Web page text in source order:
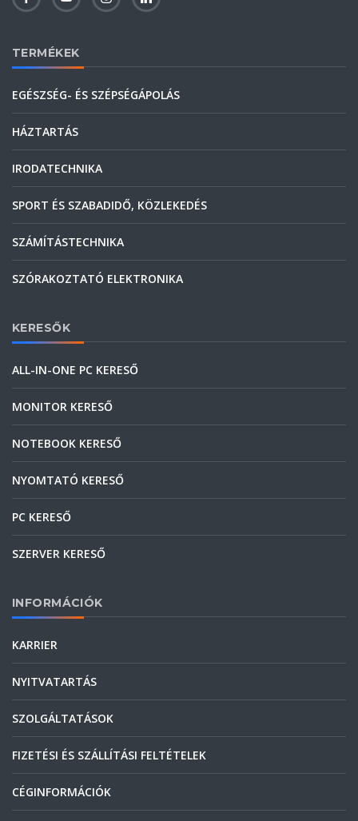
TERMÉKEK
EGÉSZSÉG- ÉS SZÉPSÉGÁPOLÁS
HÁZTARTÁS
IRODATECHNIKA
SPORT ÉS SZABADIDŐ, KÖZLEKEDÉS
SZÁMÍTÁSTECHNIKA
SZÓRAKOZTATÓ ELEKTRONIKA
KERESŐK
ALL-IN-ONE PC KERESŐ
MONITOR KERESŐ
NOTEBOOK KERESŐ
NYOMTATÓ KERESŐ
PC KERESŐ
SZERVER KERESŐ
INFORMÁCIÓK
KARRIER
NYITVATARTÁS
SZOLGÁLTATÁSOK
FIZETÉSI ÉS SZÁLLÍTÁSI FELTÉTELEK
CÉGINFORMÁCIÓK